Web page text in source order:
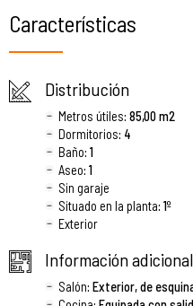
Características
Distribución
Metros útiles: 85,00 m2
Dormitorios: 4
Baño: 1
Aseo: 1
Sin garaje
Situado en la planta: 1º
Exterior
Información adicional
Salón: Exterior, de